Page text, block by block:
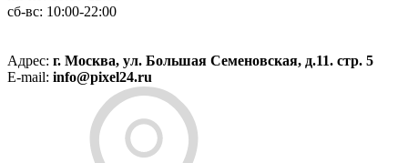
сб-вс: 10:00-22:00
Адрес: г. Москва, ул. Большая Семеновская, д.11. стр. 5
E-mail: info@pixel24.ru